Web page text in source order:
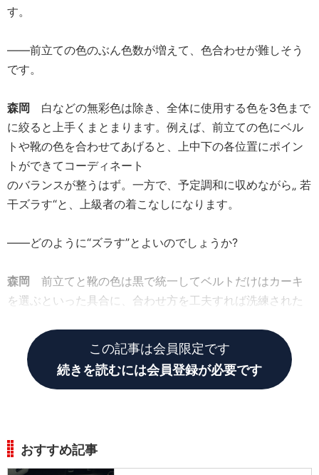
す。
――前立ての色のぶん色数が増えて、色合わせが難しそう
です。
森岡 白などの無彩色は除き、全体に使用する色を3色まで
に絞ると上手くまとまります。例えば、前立ての色にベル
トや靴の色を合わせてあげると、上中下の各位置にポイン
トができてコーディネート
のバランスが整うはず。一方で、予定調和に収めながら„ 若
干ズラす“と、上級者の着こなしになります。
――どのように“ズラす”とよいのでしょうか?
森岡 前立てと靴の色は黒で統一してベルトだけはカーキ
を選ぶといった具合に、合わせ方を工夫すれば洗練された
この記事は会員限定です
続きを読むには会員登録が必要です
おすすめ記事